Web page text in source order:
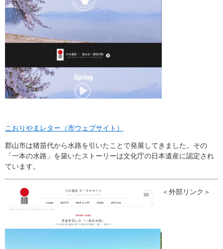
こおりやまレター（市ウェブサイト）
郡山市は猪苗代から水路を引いたことで発展してきました。その
「一本の水路」を築いたストーリーは文化庁の日本遺産に認定され
ています。
＜外部リンク＞